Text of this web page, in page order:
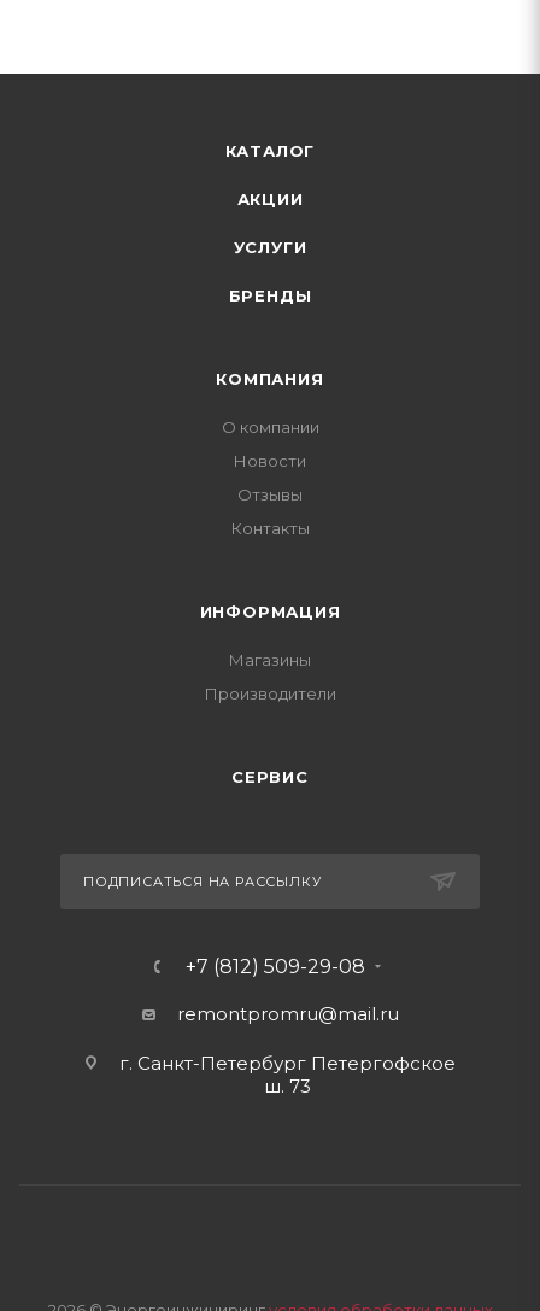
КАТАЛОГ
АКЦИИ
УСЛУГИ
БРЕНДЫ
КОМПАНИЯ
О компании
Новости
Отзывы
Контакты
ИНФОРМАЦИЯ
Магазины
Производители
СЕРВИС
ПОДПИСАТЬСЯ НА РАССЫЛКУ
+7 (812) 509-29-08
remontpromru@mail.ru
г. Санкт-Петербург Петергофское
ш. 73